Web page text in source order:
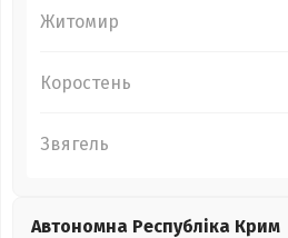
Житомир
Коростень
Звягель
Автономна Республіка Крим